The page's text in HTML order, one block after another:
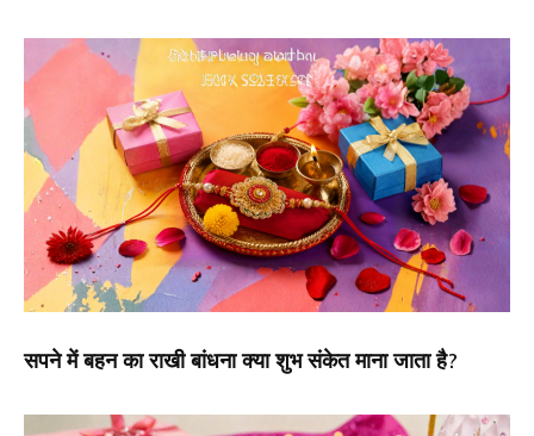
सपने में बहन का राखी बांधना क्या शुभ संकेत माना जाता है?